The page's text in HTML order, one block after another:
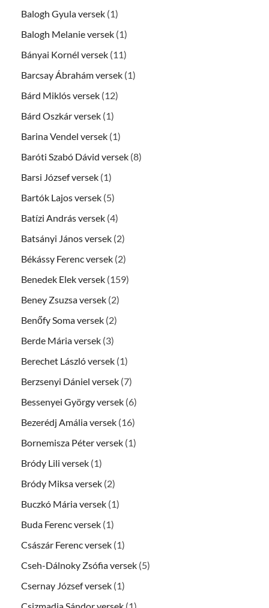
Balogh Gyula versek (1)
Balogh Melanie versek (1)
Bányai Kornél versek (11)
Barcsay Ábrahám versek (1)
Bárd Miklós versek (12)
Bárd Oszkár versek (1)
Barina Vendel versek (1)
Baróti Szabó Dávid versek (8)
Barsi József versek (1)
Bartók Lajos versek (5)
Batízi András versek (4)
Batsányi János versek (2)
Békássy Ferenc versek (2)
Benedek Elek versek (159)
Beney Zsuzsa versek (2)
Benőfy Soma versek (2)
Berde Mária versek (3)
Berechet László versek (1)
Berzsenyi Dániel versek (7)
Bessenyei György versek (6)
Bezerédj Amália versek (16)
Bornemisza Péter versek (1)
Bródy Lili versek (1)
Bródy Miksa versek (2)
Buczkó Mária versek (1)
Buda Ferenc versek (1)
Császár Ferenc versek (1)
Cseh-Dálnoky Zsófia versek (5)
Csernay József versek (1)